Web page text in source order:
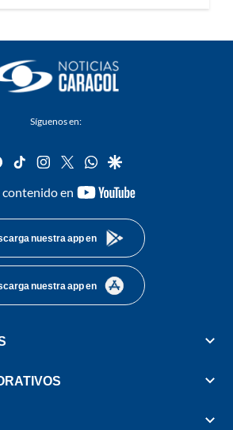
Síguenos en:
facebook
tiktok instagram
twitterwhatsapp
google
contenido en
youtube-
nuestra app en
nuestra app en